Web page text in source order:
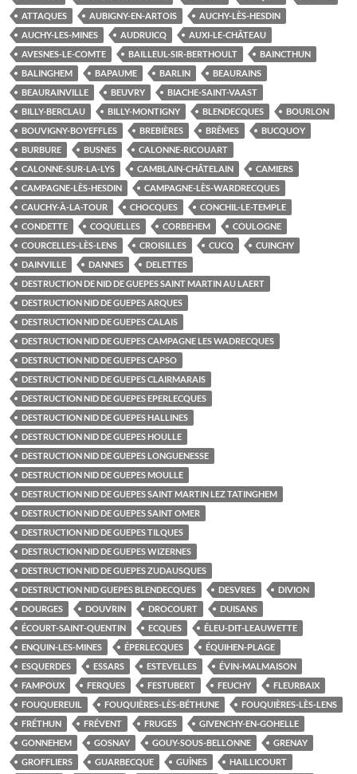
ATTAQUES
AUBIGNY-EN-ARTOIS
AUCHY-LÈS-HESDIN
AUCHY-LES-MINES
AUDRUICQ
AUXI-LE-CHÂTEAU
AVESNES-LE-COMTE
BAILLEUL-SIR-BERTHOULT
BAINCTHUN
BALINGHEM
BAPAUME BARLIN
BEAURAINS
BEAURAINVILLE
BEUVRY
BIACHE-SAINT-VAAST
BILLY-BERCLAU
BILLY-MONTIGNY BLENDECQUES
BOURLON
BOUVIGNY-BOYEFFLES
BREBIÈRES BRÊMES
BUCQUOY
BURBURE
BUSNES
CALONNE-RICOUART
CALONNE-SUR-LA-LYS
CAMBLAIN-CHÂTELAIN
CAMIERS
CAMPAGNE-LÈS-HESDIN
CAMPAGNE-LÈS-WARDRECQUES
CAUCHY-À-LA-TOUR
CHOCQUES
CONCHIL-LE-TEMPLE
CONDETTE
COQUELLES CORBEHEM
COULOGNE
COURCELLES-LÈS-LENS
CROISILLES CUCQ
CUINCHY
DAINVILLE
DANNES
DELETTES
DESTRUCTION DE NID DE GUEPES SAINT MARTIN AU LAERT
DESTRUCTION NID DE GUEPES ARQUES
DESTRUCTION NID DE GUEPES CALAIS
DESTRUCTION NID DE GUEPES CAMPAGNE LES WADRECQUES
DESTRUCTION NID DE GUEPES CAPSO
DESTRUCTION NID DE GUEPES CLAIRMARAIS
DESTRUCTION NID DE GUEPES EPERLECQUES
DESTRUCTION NID DE GUEPES HALLINES
DESTRUCTION NID DE GUEPES HOULLE
DESTRUCTION NID DE GUEPES LONGUENESSE
DESTRUCTION NID DE GUEPES MOULLE
DESTRUCTION NID DE GUEPES SAINT MARTIN LEZ TATINGHEM
DESTRUCTION NID DE GUEPES SAINT OMER
DESTRUCTION NID DE GUEPES TILQUES
DESTRUCTION NID DE GUEPES WIZERNES
DESTRUCTION NID DE GUEPES ZUDAUSQUES
DESTRUCTION NID GUEPES BLENDECQUES
DESVRES
DIVION
DOURGES
DOUVRIN DROCOURT
DUISANS
ÉCOURT-SAINT-QUENTIN
ECQUES
ÉLEU-DIT-LEAUWETTE
ENQUIN-LES-MINES
ÉPERLECQUES
ÉQUIHEN-PLAGE
ESQUERDES
ESSARS ESTEVELLES
ÉVIN-MALMAISON
FAMPOUX
FERQUES FESTUBERT FEUCHY
FLEURBAIX
FOUQUEREUIL
FOUQUIÈRES-LÈS-BÉTHUNE
FOUQUIÈRES-LÈS-LENS
FRÉTHUN
FRÉVENT FRUGES
GIVENCHY-EN-GOHELLE
GONNEHEM
GOSNAY GOUY-SOUS-BELLONNE
GRENAY
GROFFLIERS
GUARBECQUE GUÎNES
HAILLICOURT